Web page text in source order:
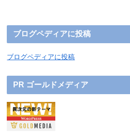
ブログペディアに投稿
ブログペディアに投稿
PR ゴールドメディア